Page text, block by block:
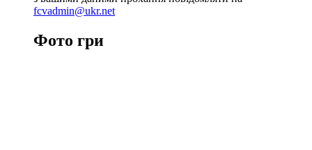
fcvadmin@ukr.net
Фото гри